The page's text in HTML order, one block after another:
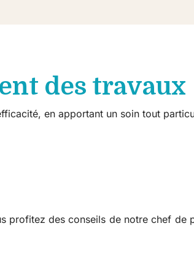
des travaux
en apportant un soin tout
profitez des conseils de notre chef